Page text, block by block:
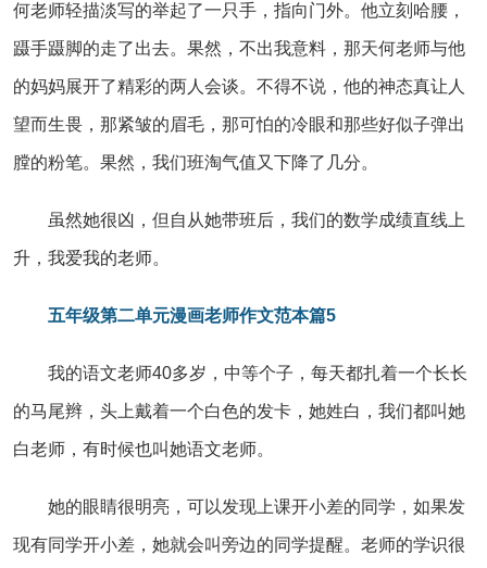
何老师轻描淡写的举起了一只手，指向门外。他立刻哈腰，
蹑手蹑脚的走了出去。果然，不出我意料，那天何老师与他
的妈妈展开了精彩的两人会谈。不得不说，他的神态真让人
望而生畏，那紧皱的眉毛，那可怕的冷眼和那些好似子弹出
膛的粉笔。果然，我们班淘气值又下降了几分。
虽然她很凶，但自从她带班后，我们的数学成绩直线上
升，我爱我的老师。
五年级第二单元漫画老师作文范本篇5
我的语文老师40多岁，中等个子，每天都扎着一个长长
的马尾辫，头上戴着一个白色的发卡，她姓白，我们都叫她
白老师，有时候也叫她语文老师。
她的眼睛很明亮，可以发现上课开小差的同学，如果发
现有同学开小差，她就会叫旁边的同学提醒。老师的学识很